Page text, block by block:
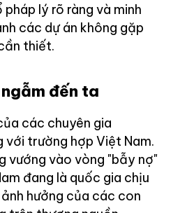
lý rõ ràng và minh
các dự án không gặp
thiết.
đến ta
các chuyên gia
với trường hợp Việt Nam.
vướng vào vòng "bẫy nợ"
đang là quốc gia chịu
hưởng của các con